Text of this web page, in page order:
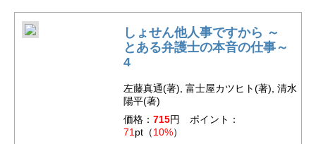
しょせん他人事ですから ～
とある弁護士の本音の仕事～
4
左藤真通(著), 富士屋カツヒト(著), 清水
陽平(著)
価格： 715円 ポイント：
71 pt（10%）